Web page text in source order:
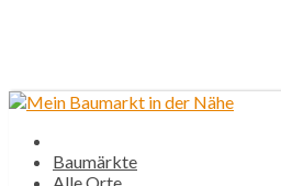
Baumärkte